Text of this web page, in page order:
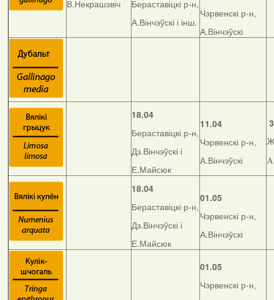
В.Некрашэвіч
Бераставіцкі р-н,
А.Вінчэўскі і інш.
Чэрвенскі р-н,
А.Вінчэўскі
18.04
Бераставіцкі р-н,
Дз.Вінчэўскі і
Е.Майсюк
11.04
Чэрвенскі р-н,
А.Вінчэўскі
18.04
Бераставіцкі р-н,
Дз.Вінчэўскі і
Е.Майсюк
01.05
Чэрвенскі р-н,
А.Вінчэўскі
01.05
Чэрвенскі р-н,